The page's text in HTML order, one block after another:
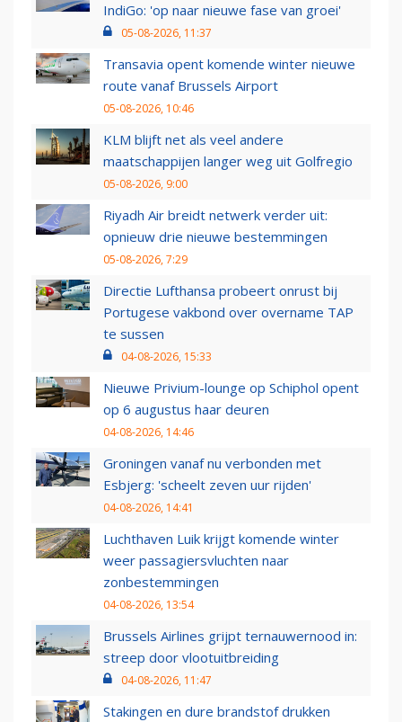
IndiGo: 'op naar nieuwe fase van groei'
05-08-2026, 11:37
Transavia opent komende winter nieuwe
route vanaf Brussels Airport
05-08-2026, 10:46
KLM blijft net als veel andere
maatschappijen langer weg uit Golfregio
05-08-2026, 9:00
Riyadh Air breidt netwerk verder uit:
opnieuw drie nieuwe bestemmingen
05-08-2026, 7:29
Directie Lufthansa probeert onrust bij
Portugese vakbond over overname TAP
te sussen
04-08-2026, 15:33
Nieuwe Privium-lounge op Schiphol opent
op 6 augustus haar deuren
04-08-2026, 14:46
Groningen vanaf nu verbonden met
Esbjerg: 'scheelt zeven uur rijden'
04-08-2026, 14:41
Luchthaven Luik krijgt komende winter
weer passagiersvluchten naar
zonbestemmingen
04-08-2026, 13:54
Brussels Airlines grijpt ternauwernood in:
streep door vlootuitbreiding
04-08-2026, 11:47
Stakingen en dure brandstof drukken